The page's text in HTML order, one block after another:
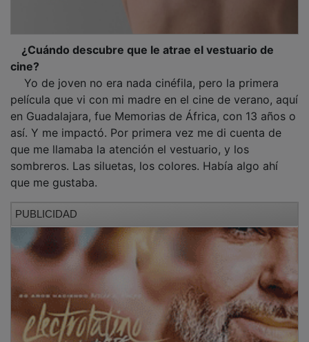
cine?
Yo de joven no era nada cinéfila, pero la primera
película que vi con mi madre en el cine de verano, aquí
en Guadalajara, fue Memorias de África, con 13 años o
así. Y me impactó. Por primera vez me di cuenta de
que me llamaba la atención el vestuario, y los
sombreros. Las siluetas, los colores. Había algo ahí
que me gustaba.